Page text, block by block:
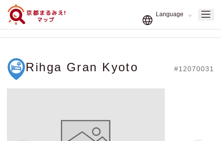
Rihga Gran Kyoto #12070031